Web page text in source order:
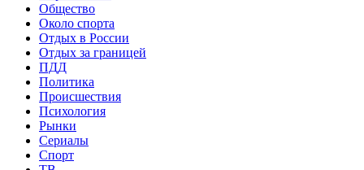
Общество
Около спорта
Отдых в России
Отдых за границей
ПДД
Политика
Происшествия
Психология
Рынки
Сериалы
Спорт